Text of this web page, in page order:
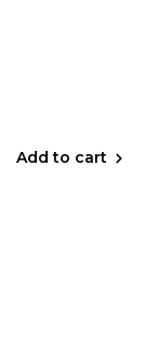
Add to cart